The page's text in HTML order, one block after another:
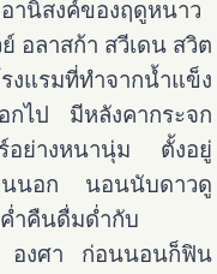
านิสงค์ของฤดูหนาว
อลาสก้า สวีเดน สวิต
แรมที่ทำจากน้ำแข็ง
กไป มีหลังคากระจก
ร์อย่างหนานุ่ม ตั้งอยู่
นนอก นอนนับดาวดู
ำคืนดื่มด่ำกับ
องศา ก่อนนอนก็ฟิน